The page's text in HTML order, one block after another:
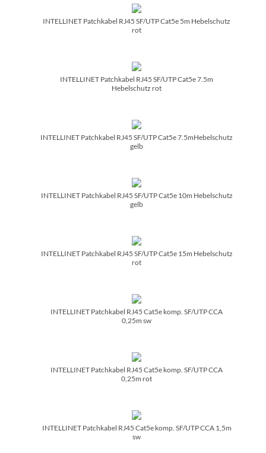
INTELLINET Patchkabel RJ45 SF/­UTP Cat5e 5m Hebelschutz
rot
INTELLINET Patchkabel RJ45 SF/­UTP Cat5e 7.5m
Hebelschutz rot
INTELLINET Patchkabel RJ45 SF/­UTP Cat5e 7.5mHebelschutz
gelb
INTELLINET Patchkabel RJ45 SF/­UTP Cat5e 10m Hebelschutz
gelb
INTELLINET Patchkabel RJ45 SF/­UTP Cat5e 15m Hebelschutz
rot
INTELLINET Patchkabel RJ45 Cat5e komp. SF/­UTP CCA
0,25m sw
INTELLINET Patchkabel RJ45 Cat5e komp. SF/­UTP CCA
0,25m rot
INTELLINET Patchkabel RJ45 Cat5e komp. SF/­UTP CCA 1,5m
sw